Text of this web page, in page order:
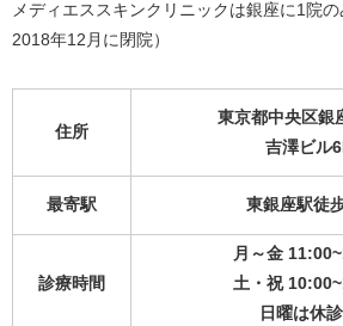
メディエススキンクリニックは銀座に1院
2018年12月に閉院）
住所
東京都中央区銀
吉澤ビル
最寄駅 東銀座駅徒
診療時間
月～金
土・祝
日曜は休